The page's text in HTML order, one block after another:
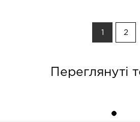
2
Переглянуті